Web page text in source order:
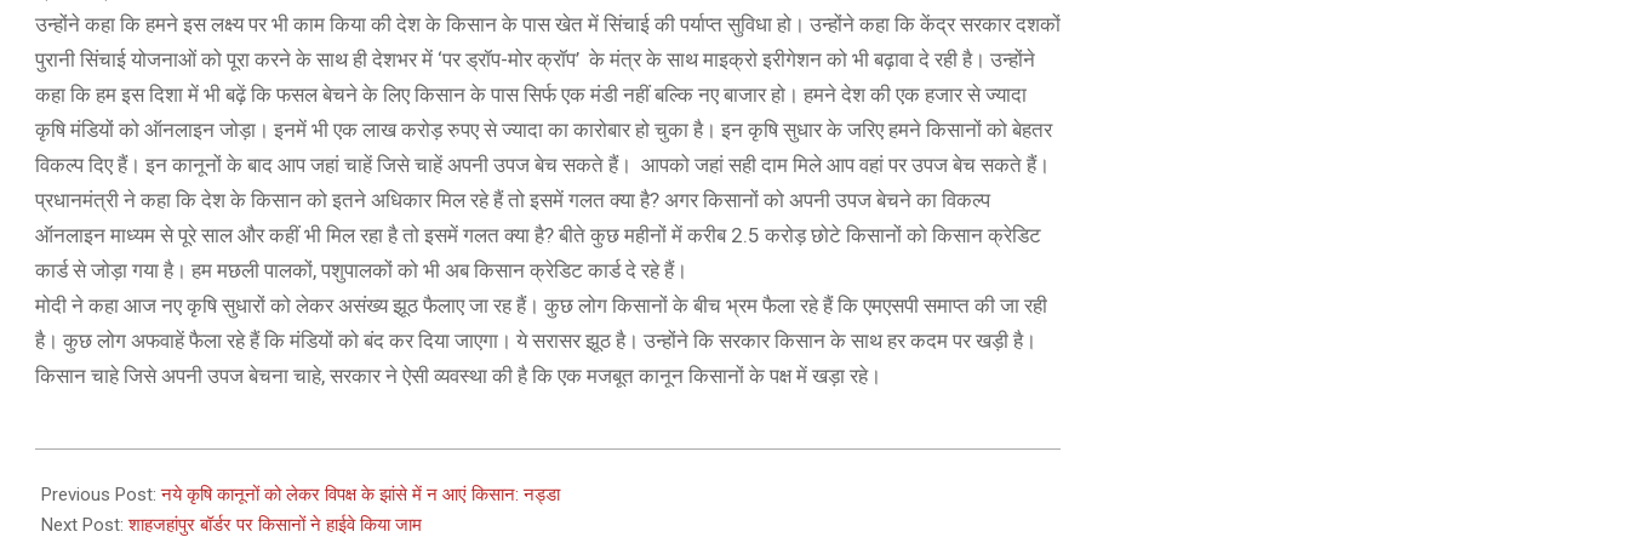
उन्होंने कहा कि हमने इस लक्ष्य पर भी काम किया की देश के किसान के पास खेत में सिंचाई की पर्याप्त सुविधा हो। उन्होंने कहा कि केंद्र सरकार दशकों
पुरानी सिंचाई योजनाओं को पूरा करने के साथ ही देशभर में ‘पर ड्रॉप-मोर क्रॉप’ के मंत्र के साथ माइक्रो इरीगेशन को भी बढ़ावा दे रही है। उन्होंने
कहा कि हम इस दिशा में भी बढ़ें कि फसल बेचने के लिए किसान के पास सिर्फ एक मंडी नहीं बल्कि नए बाजार हो। हमने देश की एक हजार से ज्यादा
कृषि मंडियों को ऑनलाइन जोड़ा। इनमें भी एक लाख करोड़ रुपए से ज्यादा का कारोबार हो चुका है। इन कृषि सुधार के जरिए हमने किसानों को बेहतर
विकल्प दिए हैं। इन कानूनों के बाद आप जहां चाहें जिसे चाहें अपनी उपज बेच सकते हैं। आपको जहां सही दाम मिले आप वहां पर उपज बेच सकते हैं।
प्रधानमंत्री ने कहा कि देश के किसान को इतने अधिकार मिल रहे हैं तो इसमें गलत क्या है? अगर किसानों को अपनी उपज बेचने का विकल्प
ऑनलाइन माध्यम से पूरे साल और कहीं भी मिल रहा है तो इसमें गलत क्या है? बीते कुछ महीनों में करीब 2.5 करोड़ छोटे किसानों को किसान क्रेडिट
कार्ड से जोड़ा गया है। हम मछली पालकों, पशुपालकों को भी अब किसान क्रेडिट कार्ड दे रहे हैं।
मोदी ने कहा आज नए कृषि सुधारों को लेकर असंख्य झूठ फैलाए जा रह हैं। कुछ लोग किसानों के बीच भ्रम फैला रहे हैं कि एमएसपी समाप्त की जा रही
है। कुछ लोग अफवाहें फैला रहे हैं कि मंडियों को बंद कर दिया जाएगा। ये सरासर झूठ है। उन्होंने कि सरकार किसान के साथ हर कदम पर खड़ी है।
किसान चाहे जिसे अपनी उपज बेचना चाहे, सरकार ने ऐसी व्यवस्था की है कि एक मजबूत कानून किसानों के पक्ष में खड़ा रहे।
12-
26
Previous Post:नये कृषि कानूनों को लेकर विपक्ष के झांसे में न आएं किसान: नड्डा
Next Post:शाहजहांपुर बॉर्डर पर किसानों ने हाईवे किया जाम